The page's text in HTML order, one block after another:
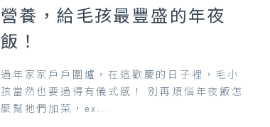
營養，給毛孩最豐盛的年夜
飯！
過年家家戶戶圍爐，在這歡慶的日子裡，毛小
孩當然也要過得有儀式感！ 別再煩惱年夜飯怎
麼幫牠們加菜，ex...